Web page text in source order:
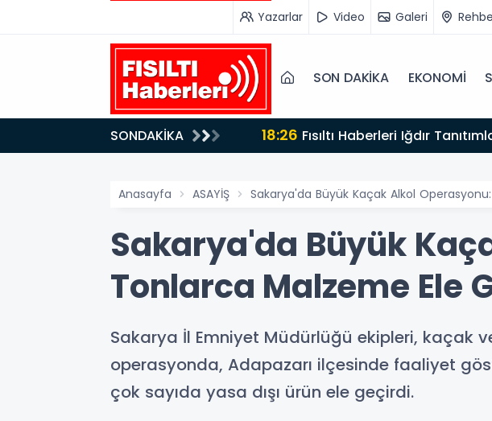
Yazarlar Video Galeri
SON DAKİKA EKONOMİ
SONDAKİKA 18:26
Keşfedilmeyi Bekliyor
Anasayfa ASAYİŞ Sakarya'da Büyük Kaçak Alkol
Sakarya'da Büyük
Tonlarca Malzeme Ele
Sakarya İl Emniyet Müdürlüğü ekipleri, kaçak
operasyonda, Adapazarı ilçesinde faaliyet
çok sayıda yasa dışı ürün ele geçirdi.